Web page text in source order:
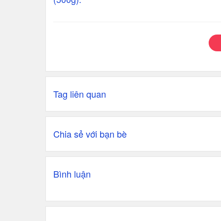
Tag liên quan
Chia sẻ với bạn bè
Bình luận